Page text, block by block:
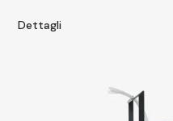
Dettagli